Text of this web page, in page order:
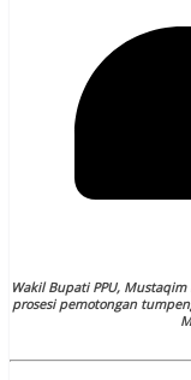
Wakil Bupati PPU,
prosesi pemotongan